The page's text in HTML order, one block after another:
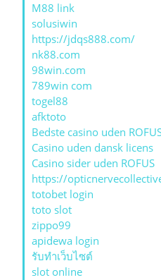
M88 link
solusiwin
https://jdqs888.com/
nk88.com
98win.com
789win com
togel88
afktoto
Bedste casino uden
Casino uden dansk licens
Casino sider uden ROFUS
https://
totobet login
toto slot
zippo99
apidewa login
รับทําเว็บไซต์
slot online